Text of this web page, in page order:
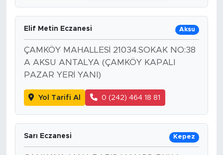
Elif Metin Eczanesi Aksu
ÇAMKÖY MAHALLESİ 21034.SOKAK NO:38
A AKSU ANTALYA (ÇAMKÖY KAPALI
PAZAR YERİ YANI)
Yol Tarifi Al 0 (242) 464 18 81
Sarı Eczanesi Kepez